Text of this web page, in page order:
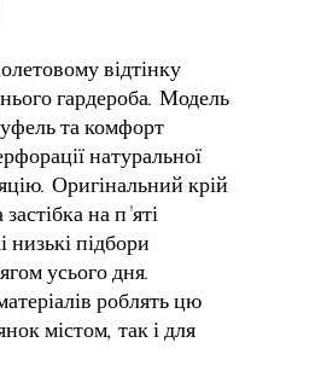
відтінку
гардероба. Модель
та комфорт
натуральної
Оригінальний крій
на п'яті
підбори
усього дня.
роблять цю
містом, так і для